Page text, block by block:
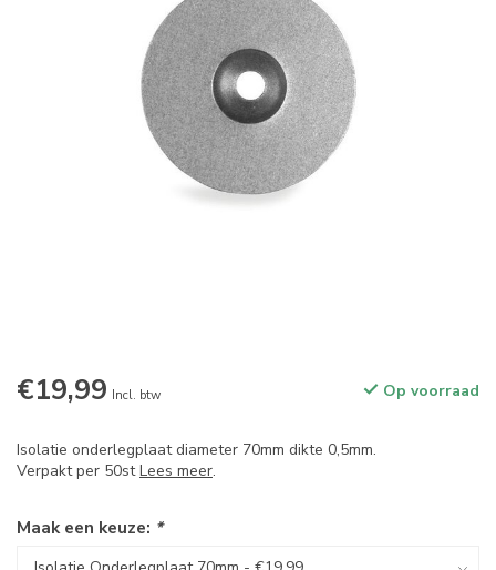
€19,99 Incl. btw Op voorraad
Isolatie onderlegplaat diameter 70mm dikte 0,5mm.
Verpakt per 50stLees meer.
Maak een keuze: *